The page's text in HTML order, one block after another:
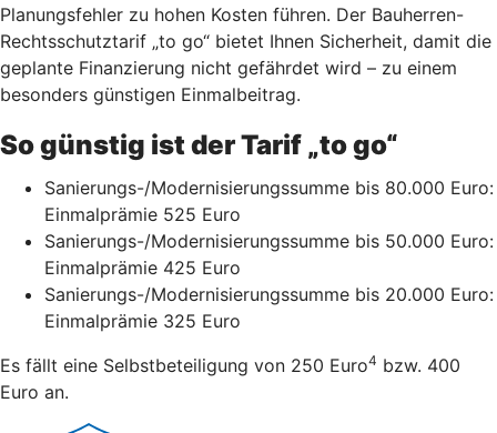
Planungsfehler zu hohen Kosten führen. Der Bauherren-
Rechtsschutztarif „to go“ bietet Ihnen Sicherheit, damit die
geplante Finanzierung nicht gefährdet wird – zu einem
besonders günstigen Einmalbeitrag.
So günstig ist der Tarif „to go“
Sanierungs-/Modernisierungssumme bis 80.000 Euro:
Einmalprämie 525 Euro
Sanierungs-/Modernisierungssumme bis 50.000 Euro:
Einmalprämie 425 Euro
Sanierungs-/Modernisierungssumme bis 20.000 Euro:
Einmalprämie 325 Euro
Es fällt eine Selbstbeteiligung von 250 Euro4 bzw. 400
Euro an.